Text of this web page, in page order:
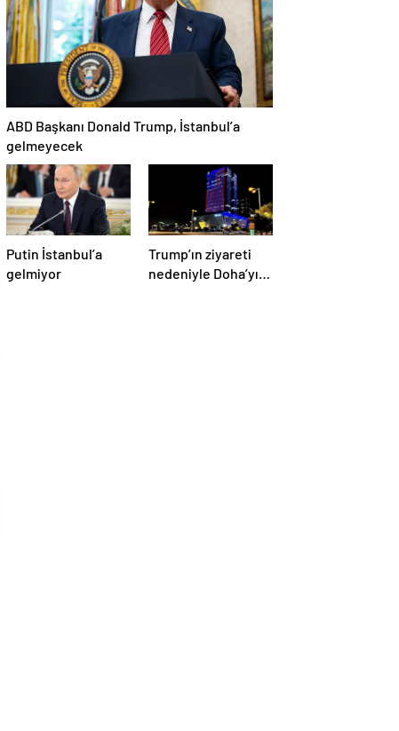
ABD Başkanı Donald Trump, İstanbul’a
gelmeyecek
Putin İstanbul’a
gelmiyor
Trump’ın ziyareti
nedeniyle Doha’yı